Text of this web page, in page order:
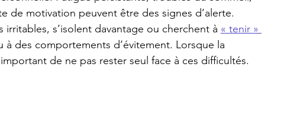
de motivation peuvent être des signes d’alerte.
s’isolent davantage ou cherchent à « tenir »
à des comportements d’évitement. Lorsque la
de ne pas rester seul face à ces difficultés.